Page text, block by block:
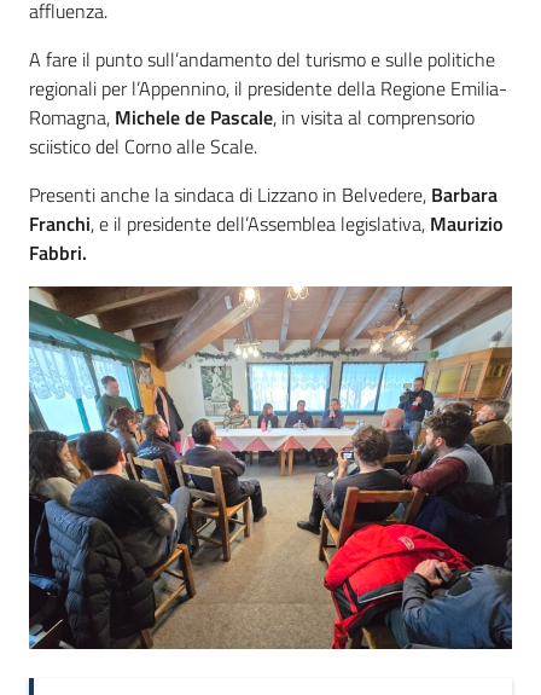
affluenza.
A fare il punto sull’andamento del turismo e sulle politiche
regionali per l’Appennino, il presidente della Regione Emilia-
Romagna, Michele de Pascale, in visita al comprensorio
sciistico del Corno alle Scale.
Presenti anche la sindaca di Lizzano in Belvedere, Barbara
Franchi, e il presidente dell’Assemblea legislativa, Maurizio
Fabbri.